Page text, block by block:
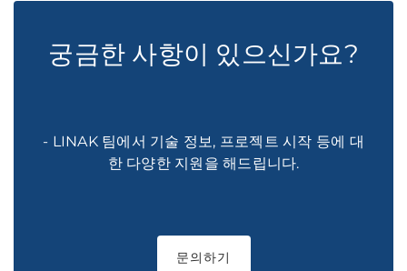
궁금한 사항이 있으신가요?
- LINAK 팀에서 기술 정보, 프로젝트 시작 등에 대
한 다양한 지원을 해드립니다.
문의하기